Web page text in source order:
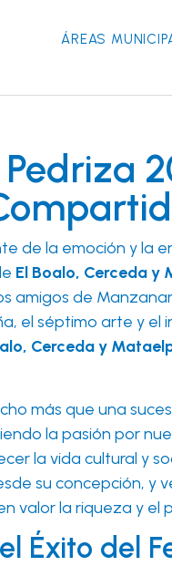
ÁREAS
de la emoción y la
El Boalo, Cerceda y
amigos de
el séptimo arte y el
Cerceda y
más que una
la pasión por
la vida cultural y
su concepción, y
valor la riqueza y
Éxito del